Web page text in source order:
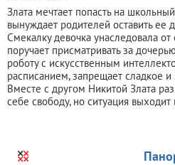
Злата мечтает попасть на
вынуждает родителей оставить ее
Смекалку девочка унаследовала
поручает присматривать за
роботу с искусственным
расписанием, запрещает сладкое
Вместе с другом Никитой Злата
себе свободу, но ситуация